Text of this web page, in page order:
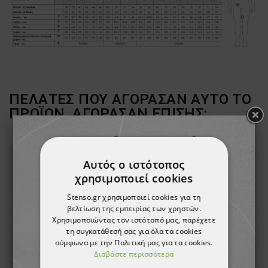
ΠΕΛΆΤΕΣ ΠΟΥ ΑΓΌΡΑΣΑΝ ΑΥΤΌ ΤΟ
ΠΡΟΪΌΝ, ΑΓΌΡΑΣΑΝ ΕΠΊΣΗΣ:
Αυτός ο ιστότοπος
χρησιμοποιεί cookies
Stenso.gr χρησιμοποιεί cookies για τη
βελτίωση της εμπειρίας των χρηστών.
Χρησιμοποιώντας τον ιστότοπό μας, παρέχετε
τη συγκατάθεσή σας για όλα τα cookies
σύμφωνα με την Πολιτική μας για τα cookies.
Διαβάστε περισσότερα